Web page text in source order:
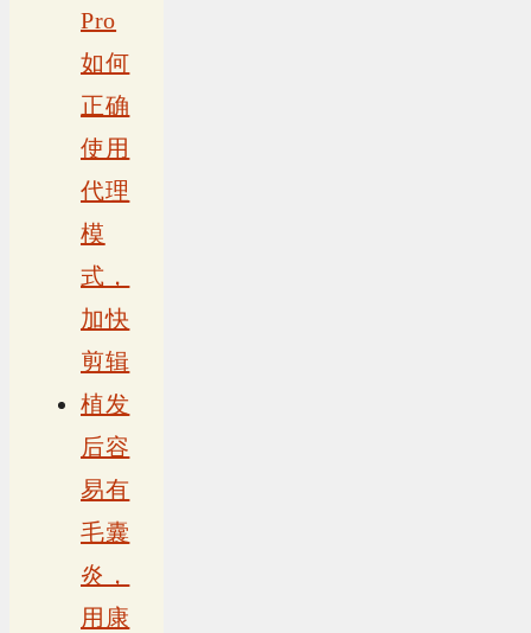
Pro
如何
正确
使用
代理
模
式，
加快
剪辑
植发
后容
易有
毛囊
炎，
用康